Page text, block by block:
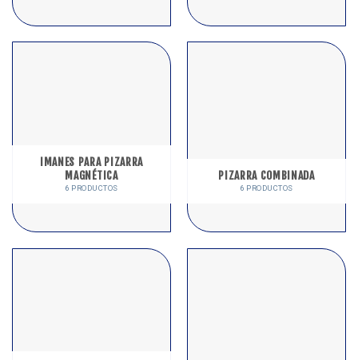
IMANES PARA PIZARRA
MAGNÉTICA
6 PRODUCTOS
PIZARRA COMBINADA
6 PRODUCTOS